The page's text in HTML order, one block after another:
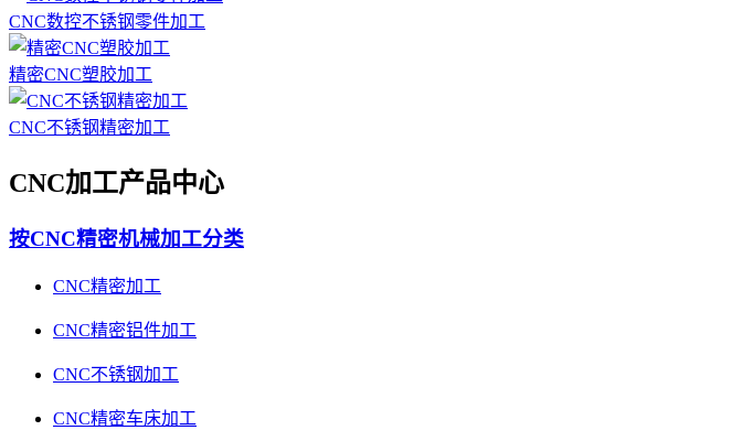
CNC数控不锈钢零件加工
精密CNC塑胶加工
CNC不锈钢精密加工
CNC加工产品中心
按CNC精密机械加工分类
CNC精密加工
CNC精密铝件加工
CNC不锈钢加工
CNC精密车床加工